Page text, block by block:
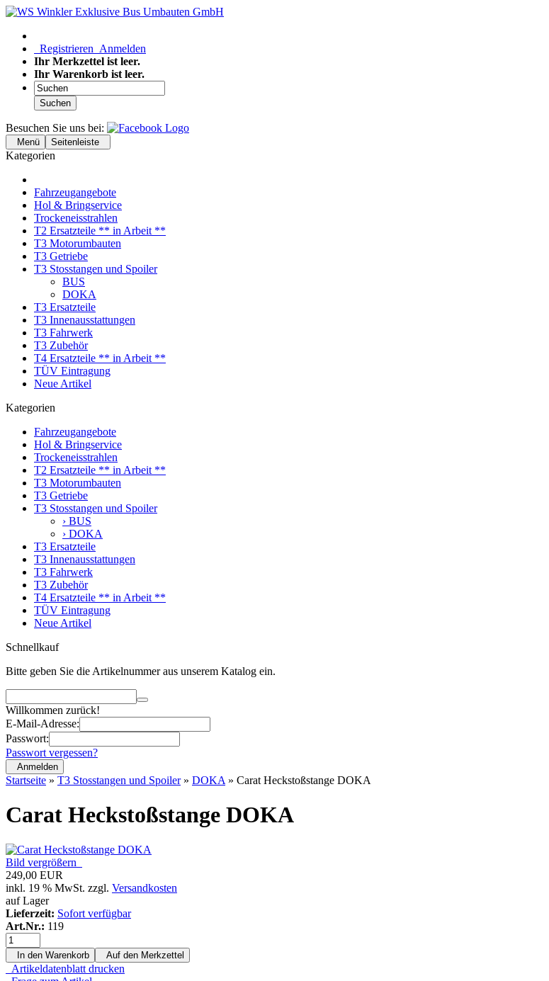
Registrieren Anmelden
Ihr Merkzettel ist leer.
Ihr Warenkorb ist leer.
Suchen
Besuchen Sie uns bei:
Menü Seitenleiste
Kategorien
Fahrzeugangebote
Hol & Bringservice
Trockeneisstrahlen
T2 Ersatzteile ** in Arbeit **
T3 Motorumbauten
T3 Getriebe
T3 Stosstangen und Spoiler
BUS
DOKA
T3 Ersatzteile
T3 Innenausstattungen
T3 Fahrwerk
T3 Zubehör
T4 Ersatzteile ** in Arbeit **
TÜV Eintragung
Neue Artikel
Kategorien
Fahrzeugangebote
Hol & Bringservice
Trockeneisstrahlen
T2 Ersatzteile ** in Arbeit **
T3 Motorumbauten
T3 Getriebe
T3 Stosstangen und Spoiler
› BUS
› DOKA
T3 Ersatzteile
T3 Innenausstattungen
T3 Fahrwerk
T3 Zubehör
T4 Ersatzteile ** in Arbeit **
TÜV Eintragung
Neue Artikel
Schnellkauf
Bitte geben Sie die Artikelnummer aus unserem Katalog ein.
Willkommen zurück!
E-Mail-Adresse:
Passwort:
Passwort vergessen?
Anmelden
Startseite » T3 Stosstangen und Spoiler» DOKA » Carat Heckstoßstange DOKA
Carat Heckstoßstange DOKA
Bild vergrößern
249,00 EUR
inkl. 19 % MwSt. zzgl. Versandkosten
auf Lager
Lieferzeit: Sofort verfügbar
Art.Nr.: 119
In den Warenkorb Auf den Merkzettel
Artikeldatenblatt drucken